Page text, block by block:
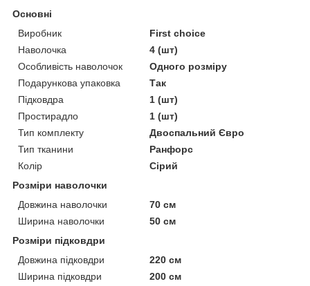
Основні
Виробник
First choice
Наволочка
4 (шт)
Особливість наволочок
Одного розміру
Подарункова упаковка
Так
Підковдра
1 (шт)
Простирадло
1 (шт)
Тип комплекту
Двоспальний Євро
Тип тканини
Ранфорс
Колір
Сірий
Розміри наволочки
Довжина наволочки
70 см
Ширина наволочки
50 см
Розміри підковдри
Довжина підковдри
220 см
Ширина підковдри
200 см